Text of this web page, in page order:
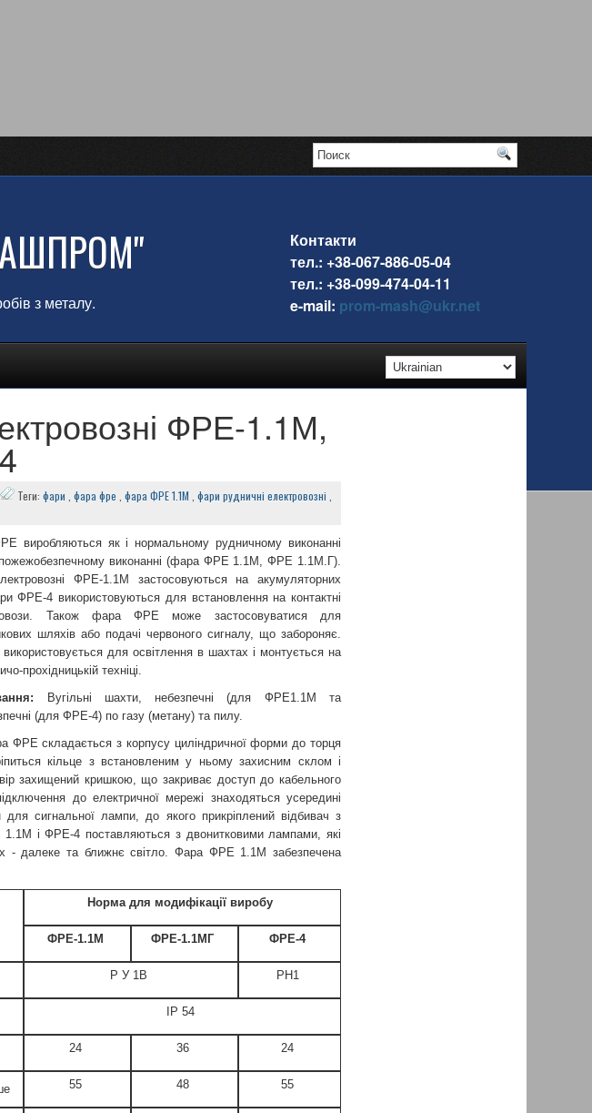
з металу.
Контакти
тел.: +38-067-886-05-04
тел.: +38-099-474-04-11
e-mail: prom-mash@ukr.net
ФРЕ-1.1М,
Теги: фари фара фре фара ФРЕ 1.1М фари рудничні електровозні
виробляються як і нормальному рудничному виконанні
виконанні (фара ФРЕ 1.1М, ФРЕ 1.1М.Г).
ФРЕ-1.1М застосовуються на акумуляторних
ФРЕ-4 використовуються для встановлення на контактні
Також фара ФРЕ може застосовуватися для
шляхів або подачі червоного сигналу, що забороняє.
для освітлення в шахтах і монтується на
прохідницькій техніці.
Вугільні шахти, небезпечні (для ФРЕ1.1М та
(для ФРЕ-4) по газу (метану) та пилу.
ФРЕ складається з корпусу циліндричної форми до торця
кільце з встановленим у ньому захисним склом і
захищений кришкою, що закриває доступ до кабельного
до електричної мережі знаходяться усередині
сигнальної лампи, до якого прикріплений відбивач з
і ФРЕ-4 поставляються з двонитковими лампами, які
- далеке та ближнє світло. Фара ФРЕ 1.1М забезпечена
Норма для модифікації виробу
ФРЕ-1.1М ФРЕ-1.1МГ ФРЕ-4
P У 1В РН1
IP 54
24 36 24
55 48 55